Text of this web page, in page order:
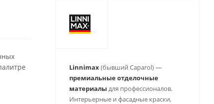
Linnimax(бывший Caparol) —
премиальные отделочные
материалы для профессионалов.
Интерьерные и фасадные краски,